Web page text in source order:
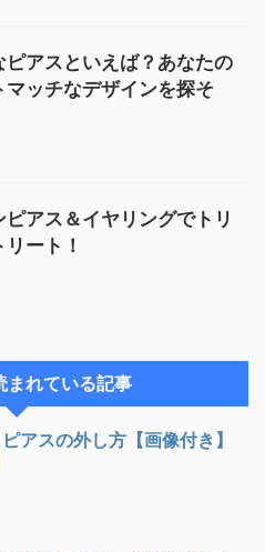
ピアスといえば？あなたの
マッチなデザインを探そ
ピアス＆イヤリングでトリ
ート！
まれている記事
アスの外し方【画像付き】